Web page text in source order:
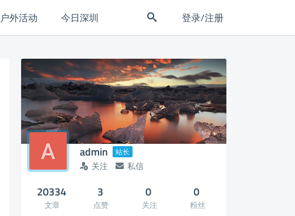
户外活动 今日深圳 登录/注册
admin 站长
关注 私信
20334
文章
3
点赞
0
关注
0
粉丝